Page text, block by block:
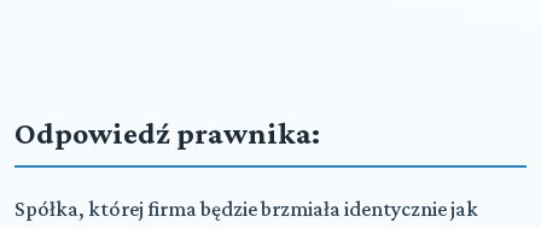
Odpowiedź prawnika:
Spółka, której firma będzie brzmiała identycznie jak